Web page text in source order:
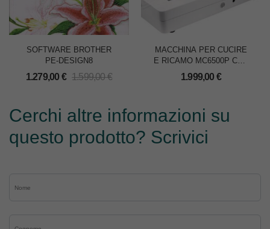
SOFTWARE BROTHER
PE-DESIGN8
1.279,00 € 1.599,00€
MACCHINA PER CUCIRE
E RICAMO MC6500P CON
TAVOLO
1.999,00 €
Cerchi altre informazioni su
questo prodotto? Scrivici